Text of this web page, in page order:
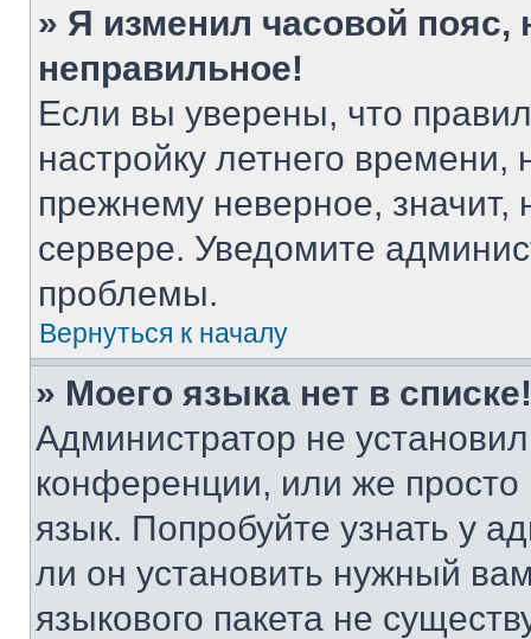
» Я изменил часовой пояс,
неправильное!
Если вы уверены, что
настройку летнего
прежнему неверное, значит,
сервере. Уведомите
проблемы.
Вернуться к началу
» Моего языка нет в списке!
Администратор не
конференции, или же
язык. Попробуйте узнать у
ли он установить нужный
языкового пакета не